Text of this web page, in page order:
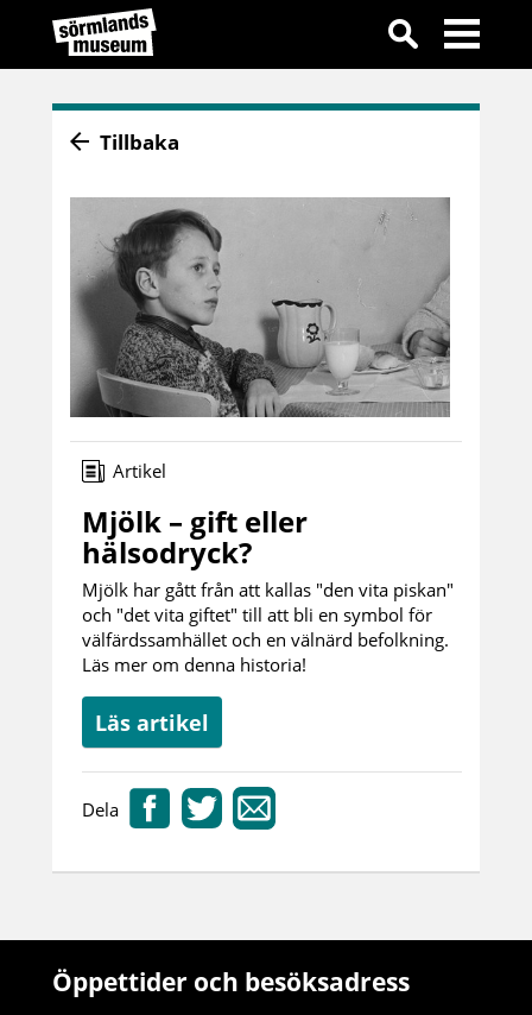
Tillbaka
Artikel
Mjölk – gift eller
hälsodryck?
Mjölk har gått från att kallas "den vita piskan"
och "det vita giftet" till att bli en symbol för
välfärdssamhället och en välnärd befolkning.
Läs mer om denna historia!
Läs artikel
Dela
Öppettider och besöksadress